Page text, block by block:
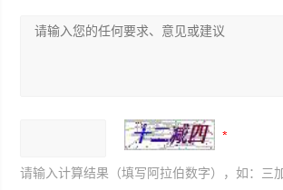
请输入计算结果（填写阿拉伯数字），如：三